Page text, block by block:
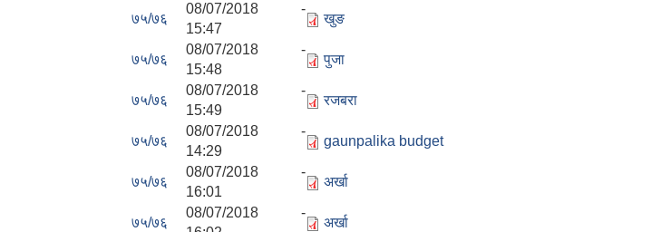
७५/७६
08/07/2018 -
15:47
खुङ
७५/७६
08/07/2018 -
15:48
पुजा
७५/७६
08/07/2018 -
15:49
रजबरा
७५/७६
08/07/2018 -
14:29
gaunpalika budget
७५/७६
08/07/2018 -
16:01
अर्खा
७५/७६
08/07/2018 -
अर्खा